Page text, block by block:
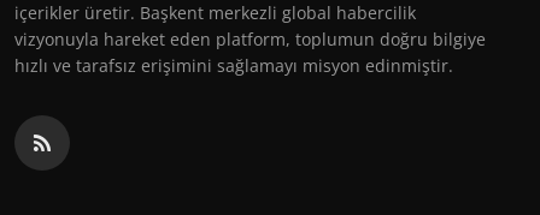
içerikler üretir. Başkent merkezli global habercilik
vizyonuyla hareket eden platform, toplumun doğru bilgiye
hızlı ve tarafsız erişimini sağlamayı misyon edinmiştir.